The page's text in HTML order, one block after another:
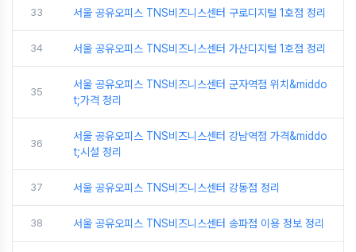
33 서울 공유오피스 TNS비즈니스센터 구로디지털 1호점 정리
34 서울 공유오피스 TNS비즈니스센터 가산디지털 1호점 정리
35
서울 공유오피스 TNS비즈니스센터 군자역점 위치&middo
t;가격 정리
36
서울 공유오피스 TNS비즈니스센터 강남역점 가격&middo
t;시설 정리
37 서울 공유오피스 TNS비즈니스센터 강동점 정리
38 서울 공유오피스 TNS비즈니스센터 송파점 이용 정보 정리